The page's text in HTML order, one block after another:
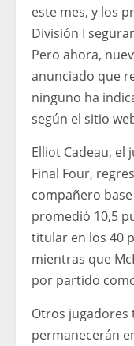
este mes, y los
División I
Pero ahora,
anunciado que
ninguno ha
según el sitio
Elliot Cadeau, el
Final Four,
compañero
promedió 10,5
titular en los 40
mientras que
por partido
Otros jugadores
permanecerán